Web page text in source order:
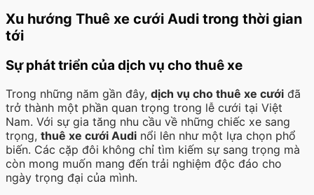
Xu hướng Thuê xe cưới Audi trong thời gian
tới
Sự phát triển của dịch vụ cho thuê xe
Trong những năm gần đây, dịch vụ cho thuê xe cưới đã
trở thành một phần quan trọng trong lễ cưới tại Việt
Nam. Với sự gia tăng nhu cầu về những chiếc xe sang
trọng, thuê xe cưới Audi nổi lên như một lựa chọn phổ
biến. Các cặp đôi không chỉ tìm kiếm sự sang trọng mà
còn mong muốn mang đến trải nghiệm độc đáo cho
ngày trọng đại của mình.